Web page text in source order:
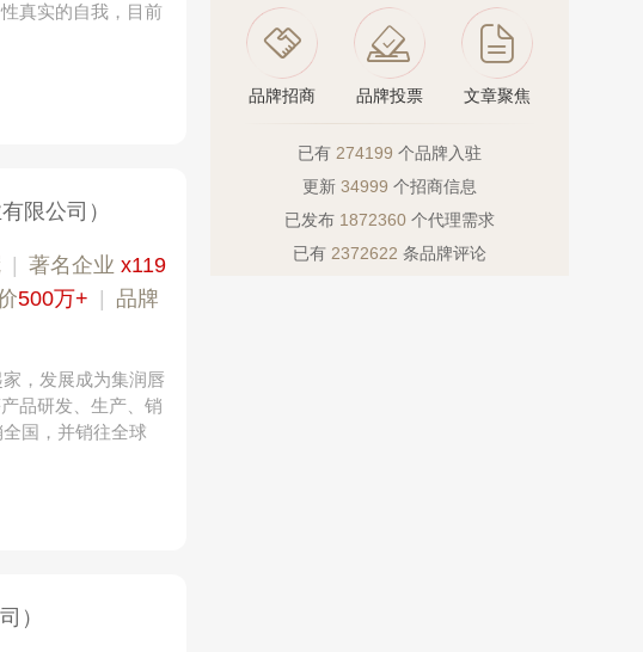
真实的自我，目前
限公司）
著名企业 x119
500万+
品牌
，发展成为集润唇
品研发、生产、销
国，并销往全球
）
品牌招商 品牌投票 文章聚焦
已有 274199 个品牌入驻
更新 34999 个招商信息
已发布 1872360 个代理需求
已有 2372622 条品牌评论